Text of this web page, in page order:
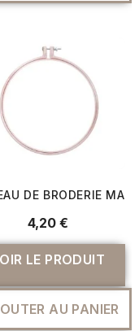
17,8 CM - RICO
DE BRODERIE
4,20 €
LE PRODUIT
AU PANIER